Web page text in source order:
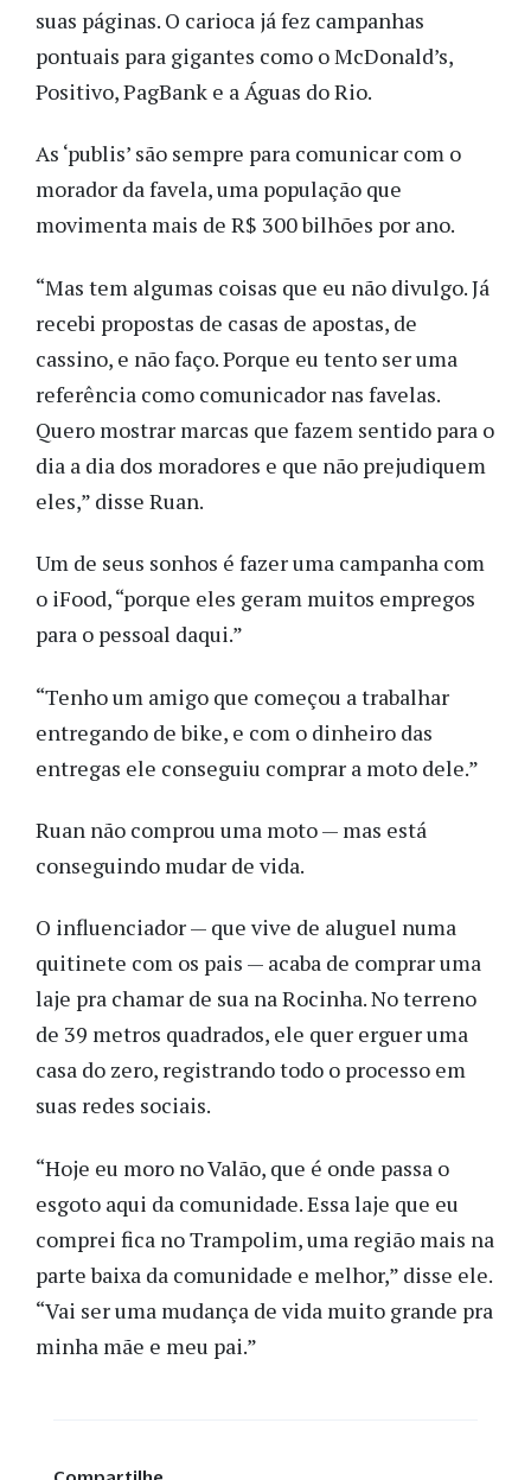
suas páginas. O carioca já fez campanhas
pontuais para gigantes como o McDonald’s,
Positivo, PagBank e a Águas do Rio.
As ‘publis’ são sempre para comunicar com o
morador da favela, uma população que
movimenta mais de R$ 300 bilhões por ano.
“Mas tem algumas coisas que eu não divulgo. Já
recebi propostas de casas de apostas, de
cassino, e não faço. Porque eu tento ser uma
referência como comunicador nas favelas.
Quero mostrar marcas que fazem sentido para o
dia a dia dos moradores e que não prejudiquem
eles,” disse Ruan.
Um de seus sonhos é fazer uma campanha com
o iFood, “porque eles geram muitos empregos
para o pessoal daqui.”
“Tenho um amigo que começou a trabalhar
entregando de bike, e com o dinheiro das
entregas ele conseguiu comprar a moto dele.”
Ruan não comprou uma moto — mas está
conseguindo mudar de vida.
O influenciador — que vive de aluguel numa
quitinete com os pais — acaba de comprar uma
laje pra chamar de sua na Rocinha. No terreno
de 39 metros quadrados, ele quer erguer uma
casa do zero, registrando todo o processo em
suas redes sociais.
“Hoje eu moro no Valão, que é onde passa o
esgoto aqui da comunidade. Essa laje que eu
comprei fica no Trampolim, uma região mais na
parte baixa da comunidade e melhor,” disse ele.
“Vai ser uma mudança de vida muito grande pra
minha mãe e meu pai.”